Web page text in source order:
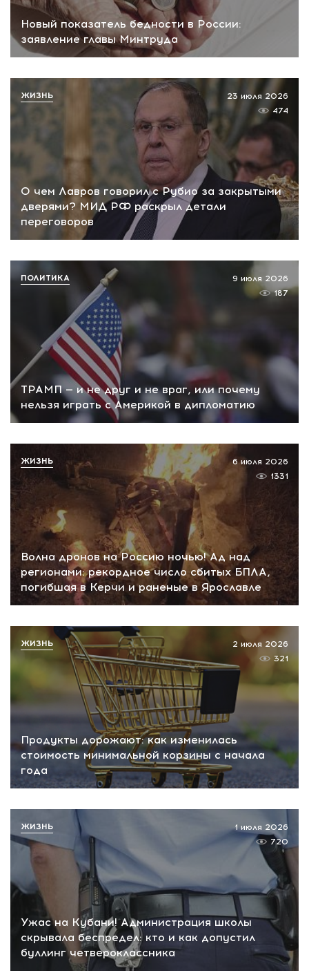
Новый показатель бедности в России:
заявление главы Минтруда
О чем Лавров говорил с Рубио за закрытыми
дверями? МИД РФ раскрыл детали
переговоров
23 июля 2026
474
ЖИЗНЬ
ТРАМП — и не друг и не враг, или почему
нельзя играть с Америкой в дипломатию
9 июля 2026
187
ПОЛИТИКА
Волна дронов на Россию ночью! Ад над
регионами: рекордное число сбитых БПЛА,
погибшая в Керчи и раненые в Ярославле
6 июля 2026
1331
ЖИЗНЬ
Продукты дорожают: как изменилась
стоимость минимальной корзины с начала
года
2 июля 2026
321
ЖИЗНЬ
Ужас на Кубани! Администрация школы
скрывала беспредел: кто и как допустил
буллинг четвероклассника
1 июля 2026
720
ЖИЗНЬ